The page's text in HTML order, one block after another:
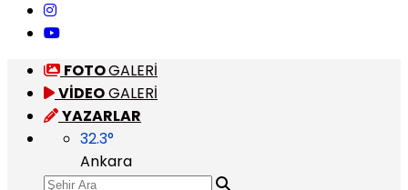
FOTOGALERİ
VİDEOGALERİ
YAZARLAR
32.3°
Ankara